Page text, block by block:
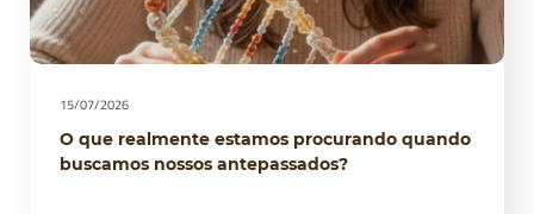
15/07/2026
O que realmente estamos procurando quando
buscamos nossos antepassados?